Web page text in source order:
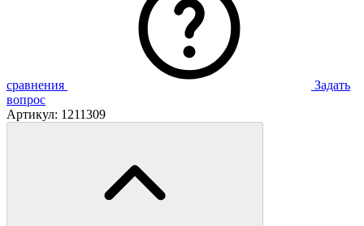
сравнения
Задать
вопрос
Артикул: 1211309